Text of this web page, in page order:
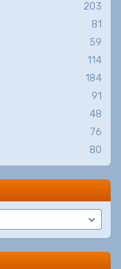
203
81
59
114
184
91
48
76
80